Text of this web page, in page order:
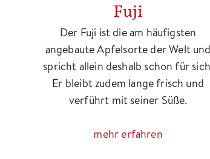
Fuji
Der Fuji ist die am häufigsten
angebaute Apfelsorte der Welt und
spricht allein deshalb schon für
Er bleibt zudem lange frisch und
verführt mit seiner Süße.
mehr erfahren